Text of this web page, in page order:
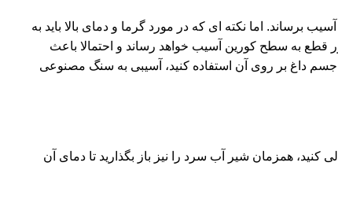
ممکن است به آن آسیب برساند. اما نکته ای که در مورد گرما و دمای بالا باید به
قطع به سطح کورین آسیب خواهد رساند و احتمالا باعث
داغ بر روی آن استفاده کنید، آسیبی به سنگ مصنوعی
همزمان شیر آب سرد را نیز باز بگذارید تا دمای آن